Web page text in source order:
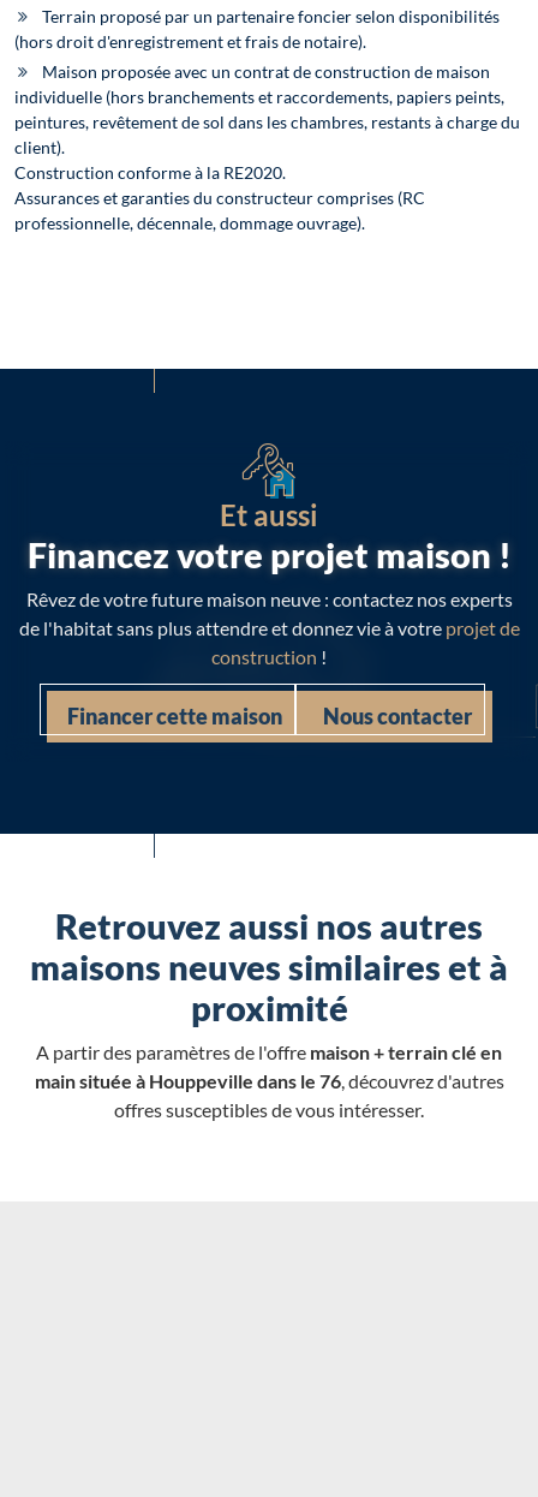
Terrain proposé par un partenaire foncier selon disponibilités
(hors droit d'enregistrement et frais de notaire).
Maison proposée avec un contrat de construction de maison
individuelle (hors branchements et raccordements, papiers peints,
peintures, revêtement de sol dans les chambres, restants à charge du
client).
Construction conforme à la RE2020.
Assurances et garanties du constructeur comprises (RC
professionnelle, décennale, dommage ouvrage).
Et aussi
Financez votre projet maison !
Rêvez de votre future maison neuve : contactez nos experts
de l'habitat sans plus attendre et donnez vie à votre projet de
construction !
Financer cette maison Nous contacter
Retrouvez aussi nos autres
maisons neuves similaires et à
proximité
A partir des paramètres de l'offre maison + terrain clé en
main située à Houppeville dans le 76, découvrez d'autres
offres susceptibles de vous intéresser.